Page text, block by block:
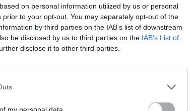
on personal information utilized by us or personal
to your opt-out. You may separately opt-out of the
by third parties on the IAB’s list of downstream
be disclosed by us to third parties on the IAB’s List of
disclose it to other third parties.
my personal data.